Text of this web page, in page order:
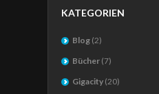
KATEGORIEN
Blog (2)
Bücher (7)
Gigacity (20)